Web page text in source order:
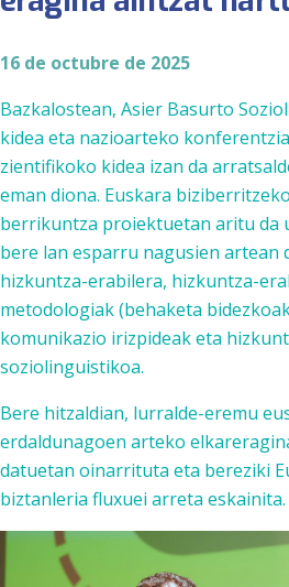
16 de octubre de 2025
Bazkalostean, Asier Basurto
kidea eta nazioarteko
zientifikoko kidea izan da
eman diona. Euskara
berrikuntza proiektuetan aritu da
bere lan esparru nagusien artean
hizkuntza-erabilera, hizkuntza-
metodologiak (behaketa
komunikazio irizpideak eta
soziolinguistikoa.
Bere hitzaldian, lurralde-eremu
erdaldunagoen arteko
datuetan oinarrituta eta bereziki
biztanleria fluxuei arreta eskainita.